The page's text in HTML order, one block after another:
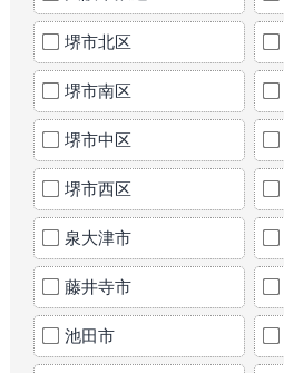
堺市北区
堺市南区
堺市中区
堺市西区
泉大津市
藤井寺市
池田市